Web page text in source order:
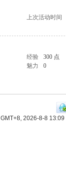
上次活动时间
经验
300 点
魅力
0
GMT+8, 2026-8-8 13:09